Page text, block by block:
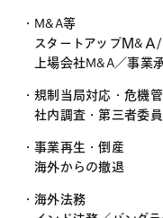
M&A等
スタートアップＭ&Ａ
上場会社M&A／事業
規制当局対応・危機
社内調査・第三者委
事業再生・倒産
海外からの撤退
海外法務